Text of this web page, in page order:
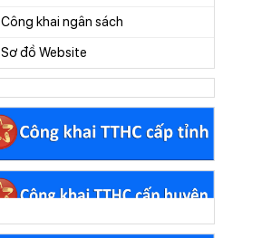
Công khai ngân sách
Sơ đồ Website